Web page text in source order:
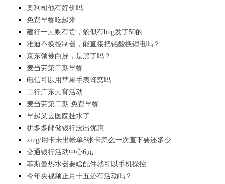
奥利司他有好价吗
免费早餐吃起来
建行一元购有货，貌似有bug发了50的
雅迪不换控制器，能直接把铅酸换锂电吗？
京东领券白屏，是黑了吗？
麦当劳第二期早餐
电信可以用苹果手表蜂窝吗
工行广东元宵活动
麦当劳第二期 免费早餐
早起又去医院挂水了
拼多多邮储银行没出优惠
xing/用卡未出帐单8张卡怎么一次查下要还多少
交通银行活动中心6元
菲斯曼热水器要啥配件就可以手机操控
今年央视频正月十五还有活动吗？